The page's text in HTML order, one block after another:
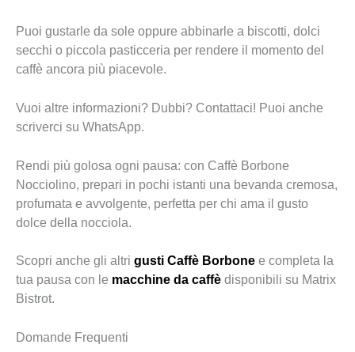
Puoi gustarle da sole oppure abbinarle a biscotti, dolci
secchi o piccola pasticceria per rendere il momento del
caffè ancora più piacevole.
Vuoi altre informazioni? Dubbi? Contattaci! Puoi anche
scriverci su WhatsApp.
Rendi più golosa ogni pausa: con Caffè Borbone
Nocciolino, prepari in pochi istanti una bevanda cremosa,
profumata e avvolgente, perfetta per chi ama il gusto
dolce della nocciola.
Scopri anche gli altri gusti Caffè Borbone e completa la
tua pausa con le macchine da caffè disponibili su Matrix
Bistrot.
Domande Frequenti